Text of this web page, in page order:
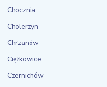
Chocznia
Cholerzyn
Chrzanów
Ciężkowice
Czernichów